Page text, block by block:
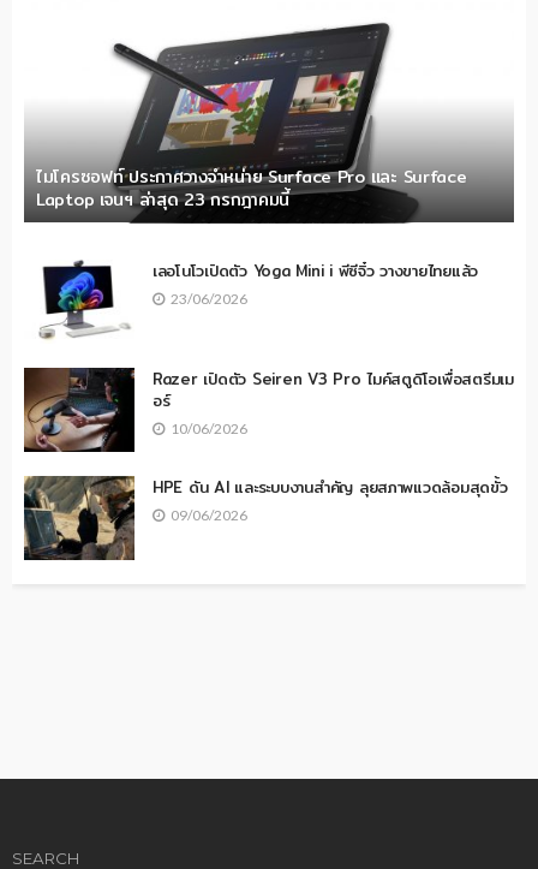
ไมโครซอฟท์ ประกาศวางจำหน่าย Surface Pro และ Surface
Laptop เจนฯ ล่าสุด 23 กรกฎาคมนี้
เลอโนโวเปิดตัว Yoga Mini i พีซีจิ๋ว วางขายไทยแล้ว
23/06/2026
Razer เปิดตัว Seiren V3 Pro ไมค์สตูดิโอเพื่อสตรีมเม
อร์
10/06/2026
HPE ดัน AI และระบบงานสำคัญ ลุยสภาพแวดล้อมสุดขั้ว
09/06/2026
SEARCH